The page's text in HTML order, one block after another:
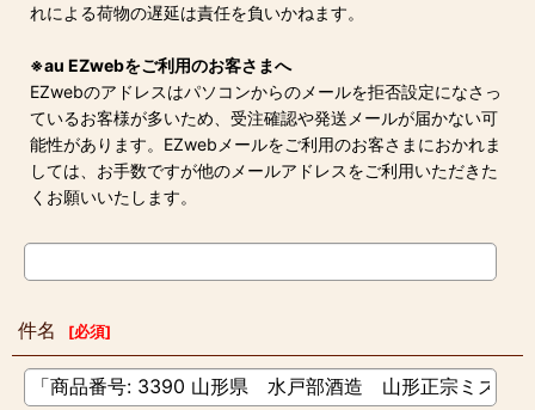
れによる荷物の遅延は責任を負いかねます。
※au EZwebをご利用のお客さまへ
EZwebのアドレスはパソコンからのメールを拒否設定になさっ
ているお客様が多いため、受注確認や発送メールが届かない可
能性があります。EZwebメールをご利用のお客さまにおかれま
しては、お手数ですが他のメールアドレスをご利用いただきた
くお願いいたします。
件名 [必須]